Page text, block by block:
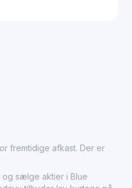
fremtidige afkast. Der er
og sælge aktier i Blue